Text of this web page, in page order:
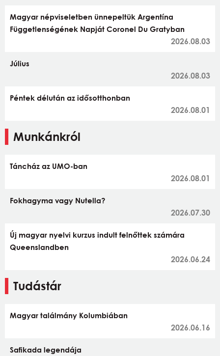
Magyar népviseletben ünnepeltük Argentína
Függetlenségének Napját Coronel Du Gratyban
2026.08.03
Július
2026.08.03
Péntek délután az idősotthonban
2026.08.01
Munkánkról
Táncház az UMO-ban
2026.08.01
Fokhagyma vagy Nutella?
2026.07.30
Új magyar nyelvi kurzus indult felnőttek számára
Queenslandben
2026.06.24
Tudástár
Magyar találmány Kolumbiában
2026.06.16
Safikada legendája